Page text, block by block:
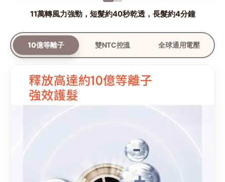
11萬轉風力強勁，短髮約40秒乾透，長髮約4分鐘
10億等離子 雙NTC控溫 全球通用電壓